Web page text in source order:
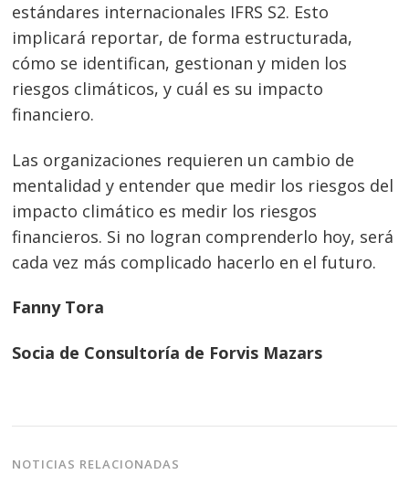
estándares internacionales IFRS S2. Esto
implicará reportar, de forma estructurada,
cómo se identifican, gestionan y miden los
riesgos climáticos, y cuál es su impacto
financiero.
Las organizaciones requieren un cambio de
mentalidad y entender que medir los riesgos del
impacto climático es medir los riesgos
financieros. Si no logran comprenderlo hoy, será
cada vez más complicado hacerlo en el futuro.
Fanny Tora
Socia de Consultoría de Forvis Mazars
NOTICIAS RELACIONADAS
Navegación
de
entradas